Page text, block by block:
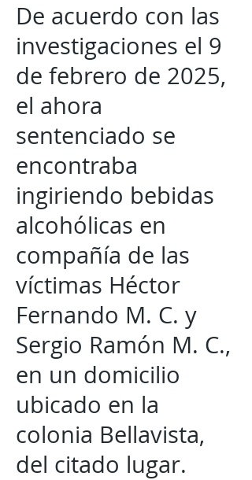
De acuerdo con las
investigaciones el 9
de febrero de 2025,
el ahora
sentenciado se
encontraba
ingiriendo bebidas
alcohólicas en
compañía de las
víctimas Héctor
Fernando M. C. y
Sergio Ramón M. C.,
en un domicilio
ubicado en la
colonia Bellavista,
del citado lugar.